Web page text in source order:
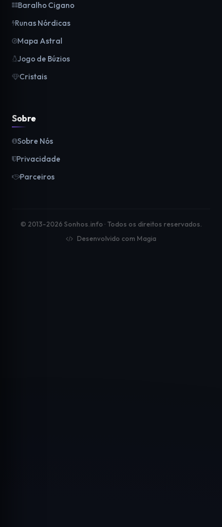
Baralho Cigano
Runas Nórdicas
Mapa Astral
Jogo de Búzios
Cristais
Sobre
Sobre Nós
Privacidade
Parceiros
© 2013-2026 Sonhos.info · Todos os direitos reservados.
Desenvolvido com Magia